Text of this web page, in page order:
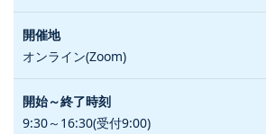
オンライン(Zoom)
9:30～16:30(受付9:00)